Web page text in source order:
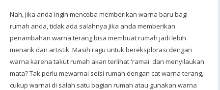
Nah, jika anda ingin mencoba memberikan warna baru bagi
rumah anda, tidak ada salahnya jika anda memberikan
penambahan warna terang bisa membuat rumah jadi lebih
menarik dan artistik. Masih ragu untuk bereksplorasi dengan
warna karena takut rumah akan terlihat 'ramai' dan menyilaukan
mata? Tak perlu mewarnai seisi rumah dengan cat warna terang,
cukup warnai di salah satu bagian rumah atau gunakan warna